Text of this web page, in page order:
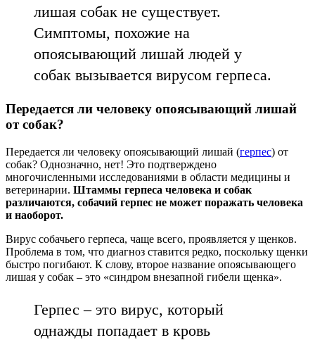
лишая собак не существует.
Симптомы, похожие на
опоясывающий лишай людей у
собак вызывается вирусом герпеса.
Передается ли человеку опоясывающий лишай
от собак?
Передается ли человеку опоясывающий лишай (герпес) от
собак? Однозначно, нет! Это подтверждено
многочисленными исследованиями в области медицины и
ветеринарии. Штаммы герпеса человека и собак
различаются, собачий герпес не может поражать человека
и наоборот.
Вирус собачьего герпеса, чаще всего, проявляется у щенков.
Проблема в том, что диагноз ставится редко, поскольку щенки
быстро погибают. К слову, второе название опоясывающего
лишая у собак – это «синдром внезапной гибели щенка».
Герпес – это вирус, который
однажды попадает в кровь